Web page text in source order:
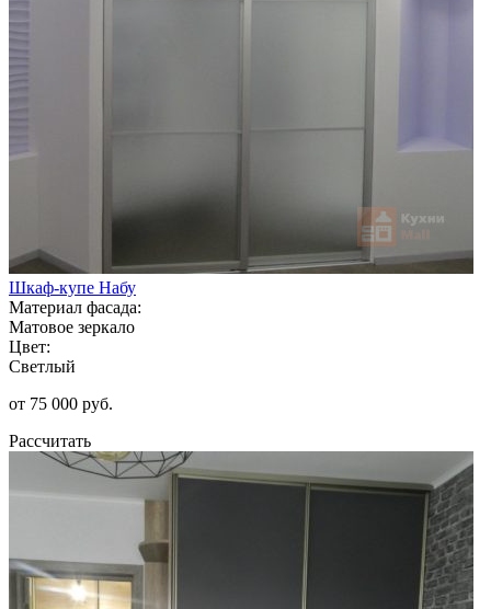
Шкаф-купе Набу
Материал фасада:
Матовое зеркало
Цвет:
Светлый
от 75 000 руб.
Рассчитать